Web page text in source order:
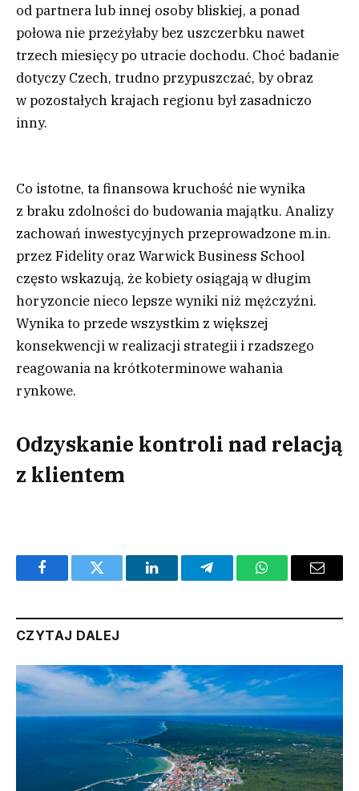
od partnera lub innej osoby bliskiej, a ponad
połowa nie przeżyłaby bez uszczerbku nawet
trzech miesięcy po utracie dochodu. Choć badanie
dotyczy Czech, trudno przypuszczać, by obraz
w pozostałych krajach regionu był zasadniczo
inny.
Co istotne, ta finansowa kruchość nie wynika
z braku zdolności do budowania majątku. Analizy
zachowań inwestycyjnych przeprowadzone m.in.
przez Fidelity oraz Warwick Business School
często wskazują, że kobiety osiągają w długim
horyzoncie nieco lepsze wyniki niż mężczyźni.
Wynika to przede wszystkim z większej
konsekwencji w realizacji strategii i rzadszego
reagowania na krótkoterminowe wahania
rynkowe.
Odzyskanie kontroli nad relacją
z klientem
FacebookTwitter LinkedInTelegramWhatsAppEmail
CZYTAJ DALEJ